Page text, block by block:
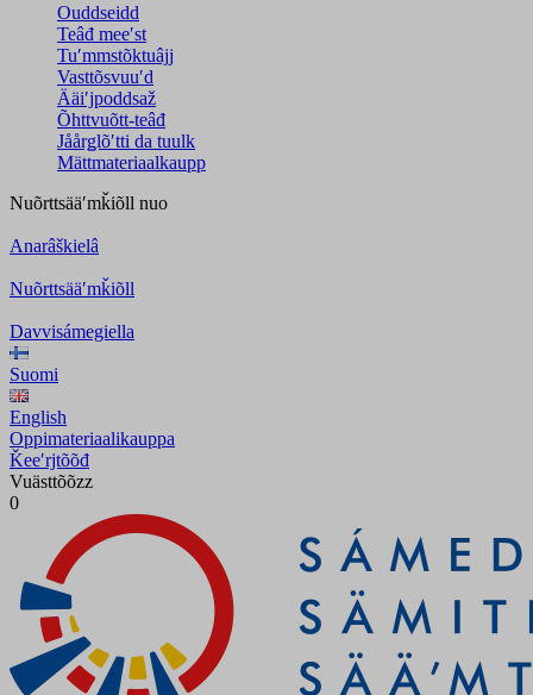
Ouddseidd
Teâđ meeʹst
Tuʹmmstõktuâjj
Vasttõsvuuʹd
Ääiʹjpoddsaž
Õhttvuõtt-teâđ
Jåårǥlõʹtti da tuulk
Mättmateriaalkaupp
Nuõrttsääʹmǩiõll nuo
Anarâškielâ
Nuõrttsääʹmǩiõll
Davvisámegiella
Suomi
English
Oppimateriaalikauppa
Ǩeeʹrjtõõđ
Vuästtõõzz
0